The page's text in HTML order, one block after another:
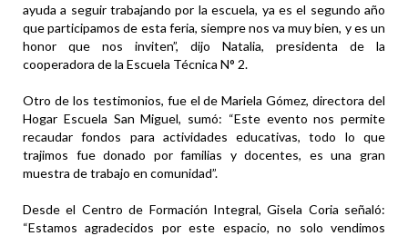
ayuda a seguir trabajando por la escuela, ya es el segundo año
que participamos de esta feria, siempre nos va muy bien, y es un
honor que nos inviten”, dijo Natalia, presidenta de la
cooperadora de la Escuela Técnica N° 2.
Otro de los testimonios, fue el de Mariela Gómez, directora del
Hogar Escuela San Miguel, sumó: “Este evento nos permite
recaudar fondos para actividades educativas, todo lo que
trajimos fue donado por familias y docentes, es una gran
muestra de trabajo en comunidad”.
Desde el Centro de Formación Integral, Gisela Coria señaló:
“Estamos agradecidos por este espacio, no solo vendimos